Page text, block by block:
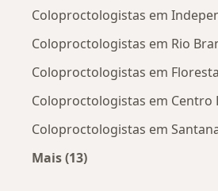
Coloproctologistas em
Coloproctologistas em Rio
Coloproctologistas em Floresta
Coloproctologistas em Centro
Coloproctologistas em
Mais (13)